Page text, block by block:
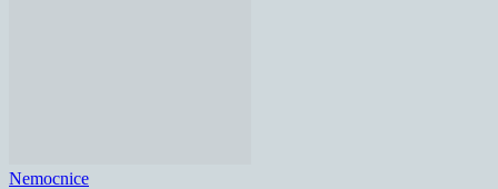
Nemocnice